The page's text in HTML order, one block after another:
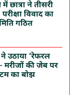
छात्रा ने तीसरी
विवाद का
गठित
उठाया ‘रेफरल
मरीजों की जेब पर
का बोझ